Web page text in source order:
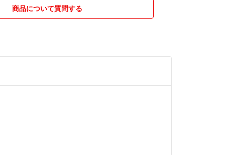
ある発送方法を購入前にご相談ください。
商品について質問する